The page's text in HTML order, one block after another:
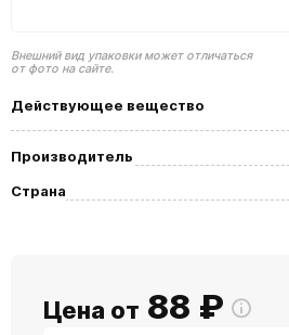
Внешний вид упаковки может отличаться
от фото на сайте.
Действующее вещество
Производитель
Страна
Цена от 88 ₽